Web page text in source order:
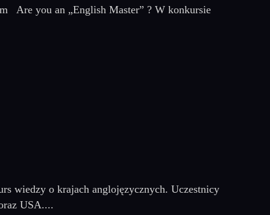
Are you an „English Master” ? W konkursie
wiedzy o krajach anglojęzycznych. Uczestnicy
USA....